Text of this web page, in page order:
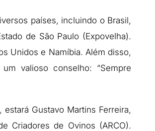
países, incluindo o Brasil,
de São Paulo (Expovelha).
Unidos e Namíbia. Além disso,
valioso conselho: “Sempre
Gustavo Martins Ferreira,
Criadores de Ovinos (ARCO).